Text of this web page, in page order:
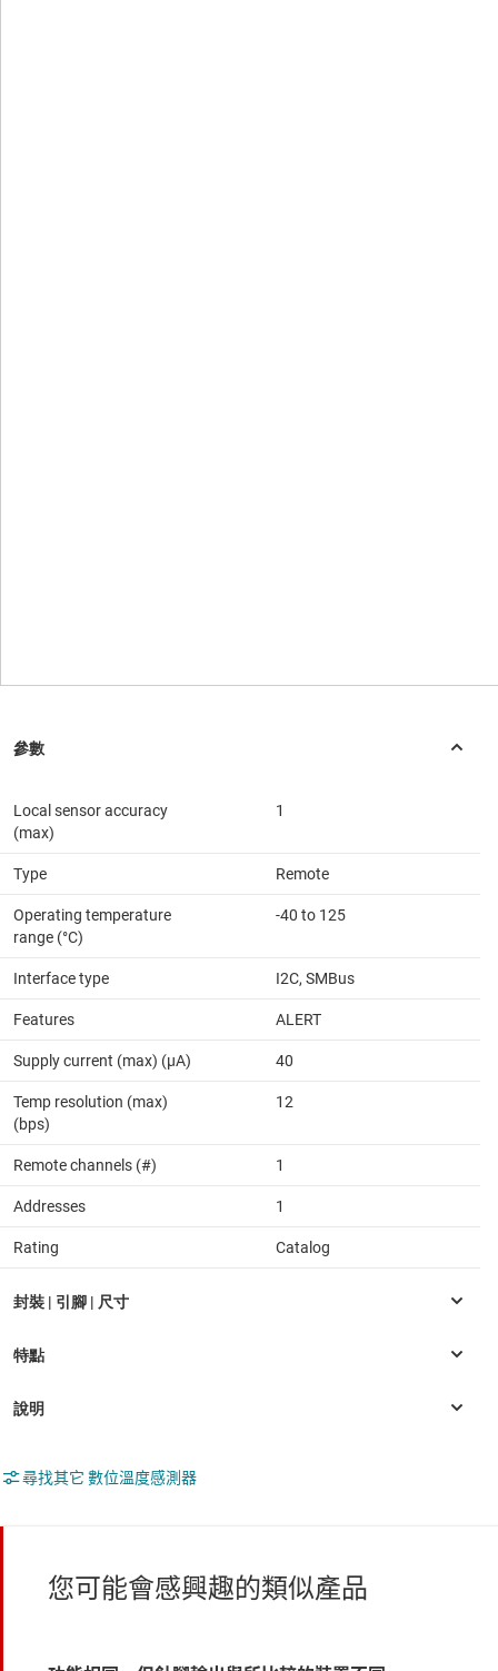
Local sensor accuracy
(max)
1
Type Remote
Operating temperature
range (°C)
-40 to 125
Interface type I2C, SMBus
Features ALERT
Supply current (max) (µA) 40
Temp resolution (max)
(bps)
12
Remote channels (#) 1
Addresses 1
Rating Catalog
尋找其它 數位溫度感測器
您可能會感興趣的類似產品